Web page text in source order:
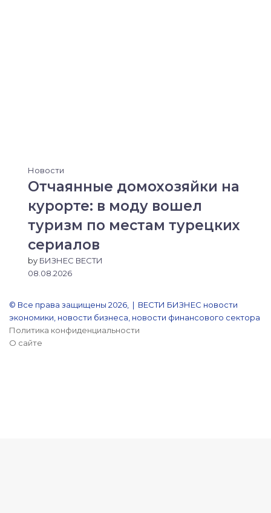
Новости
Отчаянные домохозяйки на
курорте: в моду вошел
туризм по местам турецких
сериалов
by БИЗНЕС ВЕСТИ
08.08.2026
© Все права защищены 2026, | ВЕСТИ БИЗНЕС новости
экономики, новости бизнеса, новости финансового сектора
Политика конфиденциальности
О сайте